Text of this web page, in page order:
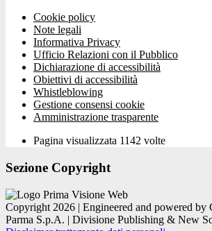
Cookie policy
Note legali
Informativa Privacy
Ufficio Relazioni con il Pubblico
Dichiarazione di accessibilità
Obiettivi di accessibilità
Whistleblowing
Gestione consensi cookie
Amministrazione trasparente
Pagina visualizzata 1142 volte
Sezione Copyright
Copyright 2026 | Engineered and powered by
Parma S.p.A. | Divisione Publishing & New